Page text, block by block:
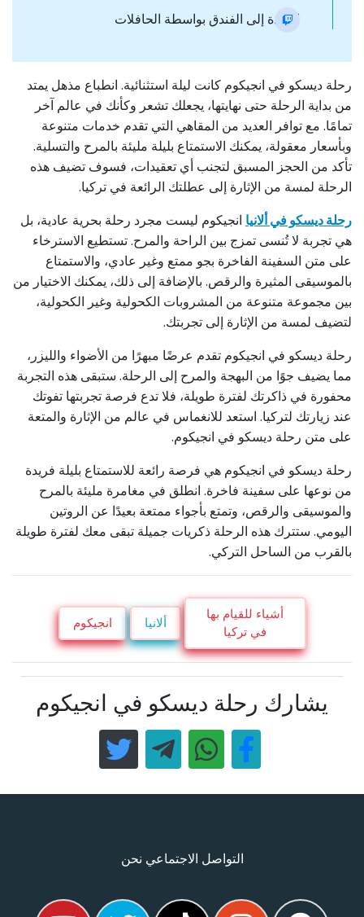
العودة إلى الفندق بواسطة الحافلات
رحلة ديسكو في انجيكوم كانت ليلة استثنائية. انطباع مذهل يمتد
من بداية الرحلة حتى نهايتها، يجعلك تشعر وكأنك في عالم آخر
تمامًا. مع توافر العديد من المقاهي التي تقدم خدمات متنوعة
وبأسعار معقولة، يمكنك الاستمتاع بليلة مليئة بالمرح والتسلية.
تأكد من الحجز المسبق لتجنب أي تعقيدات، فسوف تضيف هذه
الرحلة لمسة من الإثارة إلى عطلتك الرائعة في تركيا.
رحلة ديسكو في ألانيا انجيكوم ليست مجرد رحلة بحرية عادية، بل
هي تجربة لا تُنسى تمزج بين الراحة والمرح. تستطيع الاسترخاء
على متن السفينة الفاخرة بجو ممتع وغير عادي، والاستمتاع
بالموسيقى المثيرة والرقص. بالإضافة إلى ذلك، يمكنك الاختيار من
بين مجموعة متنوعة من المشروبات الكحولية وغير الكحولية،
لتضيف لمسة من الإثارة إلى تجربتك.
رحلة ديسكو في انجيكوم تقدم عرضًا مبهرًا من الأضواء والليزر،
مما يضيف جوًا من البهجة والمرح إلى الرحلة. ستبقى هذه التجربة
محفورة في ذاكرتك لفترة طويلة، فلا تدع فرصة تجربتها تفوتك
عند زيارتك لتركيا. استعد للانغماس في عالم من الإثارة والمتعة
على متن رحلة ديسكو في انجيكوم.
رحلة ديسكو في انجيكوم هي فرصة رائعة للاستمتاع بليلة فريدة
من نوعها على سفينة فاخرة. انطلق في مغامرة مليئة بالمرح
والموسيقى والرقص، وتمتع بأجواء ممتعة بعيدًا عن الروتين
اليومي. ستترك هذه الرحلة ذكريات جميلة تبقى معك لفترة طويلة
بالقرب من الساحل التركي.
أشياء للقيام بها
في تركيا
ألانيا انجيکوم
يشارك رحلة ديسكو في انجيكوم
التواصل الاجتماعي نحن